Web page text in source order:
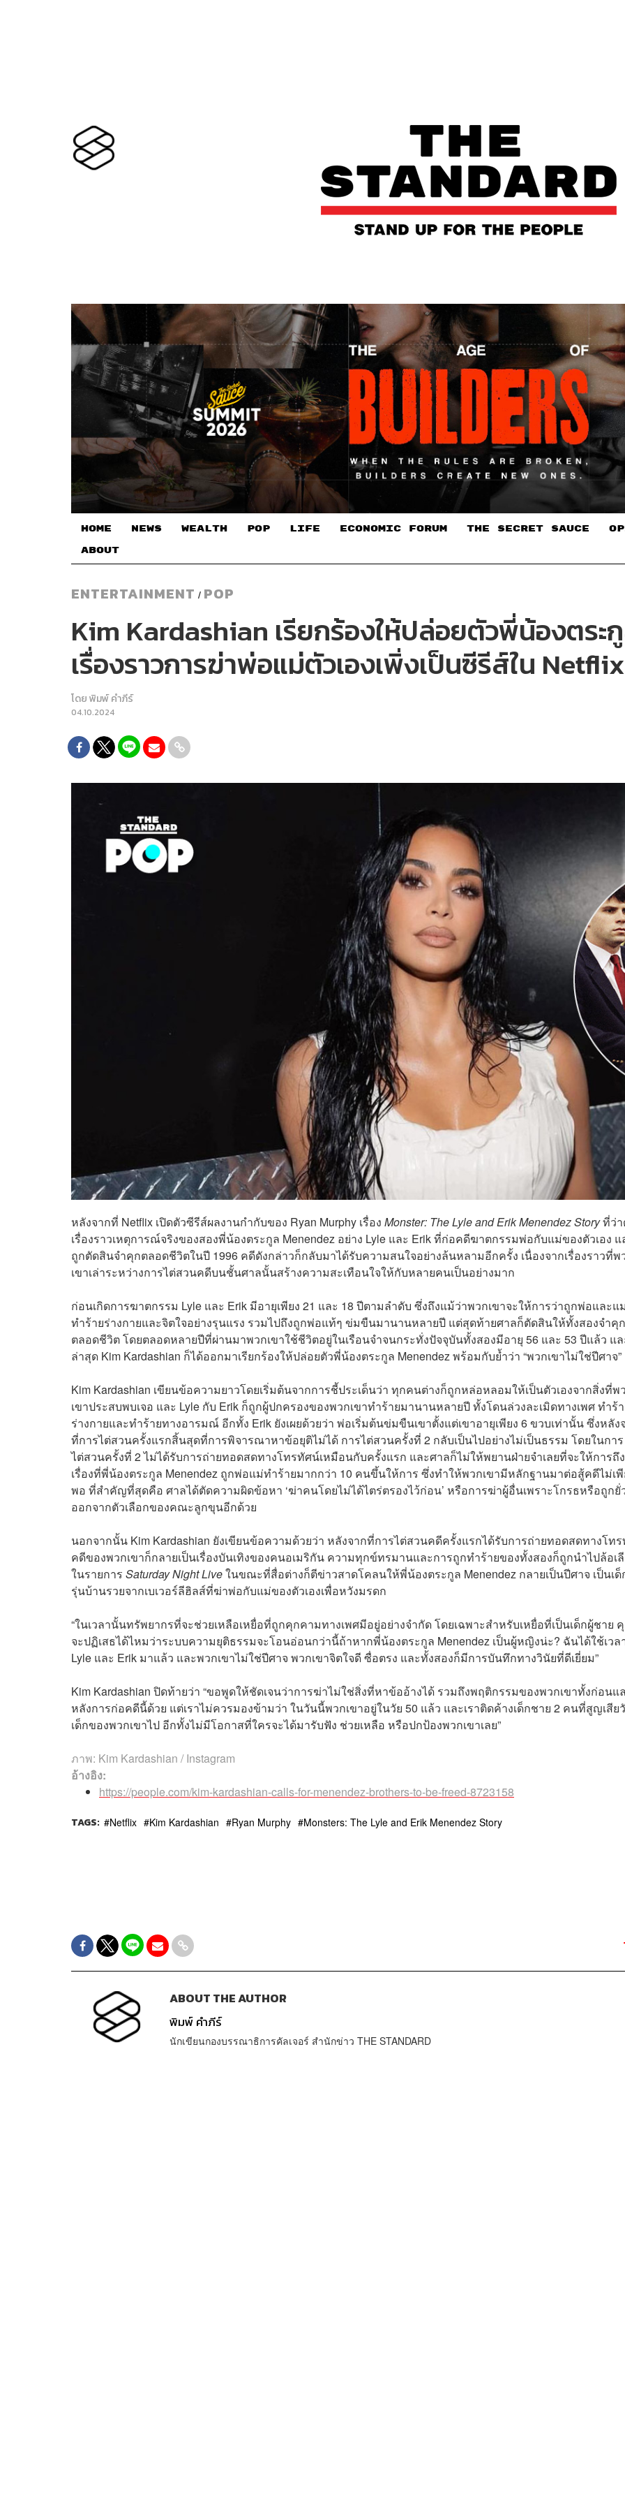
HOME NEWS WEALTH POP LIFE ECONOMIC FORUM THE SECRET SAUCE​
ABOUT
ENTERTAINMENT / POP
Kim Kardashian เรียกร้องให้ปล่อยตัวพี่น้องตระ
เรื่องราวการฆ่าพ่อแม่ตัวเองเพิ่งเป็นซีรีส์ใน Netflix
โดยพิมพ์ คำภีร์
04.10.2024
หลังจากที่ Netflix เปิดตัวซีรีส์ผลงานกำกับของ Ryan Murphy เรื่อง Monster: The Lyle and Erik Menendez Storyที่ว่
เรื่องราวเหตุการณ์จริงของสองพี่น้องตระกูล Menendez อย่าง Lyle และ Erik ที่ก่อคดีฆาตกรรมพ่อกับแม่ของตัวเอง แ
ถูกตัดสินจำคุกตลอดชีวิตในปี 1996 คดีดังกล่าวก็กลับมาได้รับความสนใจอย่างล้นหลามอีกครั้ง เนื่องจากเรื่องราวที่พ
เขาเล่าระหว่างการไต่สวนคดีบนชั้นศาลนั้นสร้างความสะเทือนใจให้กับหลายคนเป็นอย่างมาก
ก่อนเกิดการฆาตกรรม Lyle และ Erik มีอายุเพียง 21 และ 18 ปีตามลำดับ ซึ่งถึงแม้ว่าพวกเขาจะให้การว่าถูกพ่อและแ
ทำร้ายร่างกายและจิตใจอย่างรุนแรง รวมไปถึงถูกพ่อแท้ๆ ข่มขืนมานานหลายปี แต่สุดท้ายศาลก็ตัดสินให้ทั้งสองจำคุก
ตลอดชีวิต โดยตลอดหลายปีที่ผ่านมาพวกเขาใช้ชีวิตอยู่ในเรือนจำจนกระทั่งปัจจุบันทั้งสองมีอายุ 56 และ 53 ปีแล้ว แล
ล่าสุด Kim Kardashian ก็ได้ออกมาเรียกร้องให้ปล่อยตัวพี่น้องตระกูล Menendez พร้อมกับย้ำว่า “พวกเขาไม่ใช่ปีศาจ”
Kim Kardashian เขียนข้อความยาวโดยเริ่มต้นจากการชี้ประเด็นว่า ทุกคนต่างก็ถูกหล่อหลอมให้เป็นตัวเองจากสิ่งที่พ
เขาประสบพบเจอ และ Lyle กับ Erik ก็ถูกผู้ปกครองของพวกเขาทำร้ายมานานหลายปี ทั้งโดนล่วงละเมิดทางเพศ ทำร้
ร่างกายและทำร้ายทางอารมณ์ อีกทั้ง Erik ยังเผยด้วยว่า พ่อเริ่มต้นข่มขืนเขาตั้งแต่เขาอายุเพียง 6 ขวบเท่านั้น ซึ่งหลัง
ที่การไต่สวนครั้งแรกสิ้นสุดที่การพิจารณาหาข้อยุติไม่ได้ การไต่สวนครั้งที่ 2 กลับเป็นไปอย่างไม่เป็นธรรม โดยในการ
ไต่สวนครั้งที่ 2 ไม่ได้รับการถ่ายทอดสดทางโทรทัศน์เหมือนกับครั้งแรก และศาลก็ไม่ให้พยานฝ่ายจำเลยที่จะให้การถึง
เรื่องที่พี่น้องตระกูล Menendez ถูกพ่อแม่ทำร้ายมากกว่า 10 คนขึ้นให้การ ซึ่งทำให้พวกเขามีหลักฐานมาต่อสู้คดีไม่เพี
พอ ที่สำคัญที่สุดคือ ศาลได้ตัดความผิดข้อหา ‘ฆ่าคนโดยไม่ได้ไตร่ตรองไว้ก่อน’ หรือการฆ่าผู้อื่นเพราะโกรธหรือถูกยั่
ออกจากตัวเลือกของคณะลูกขุนอีกด้วย
นอกจากนั้น Kim Kardashian ยังเขียนข้อความด้วยว่า หลังจากที่การไต่สวนคดีครั้งแรกได้รับการถ่ายทอดสดทางโท
คดีของพวกเขาก็กลายเป็นเรื่องบันเทิงของคนอเมริกัน ความทุกข์ทรมานและการถูกทำร้ายของทั้งสองก็ถูกนำไปล้อเ
ในรายการ Saturday Night Liveในขณะที่สื่อต่างก็ตีข่าวสาดโคลนให้พี่น้องตระกูล Menendez กลายเป็นปีศาจ เป็นเด็
รุ่นบ้านรวยจากเบเวอร์ลีฮิลส์ที่ฆ่าพ่อกับแม่ของตัวเองเพื่อหวังมรดก
“ในเวลานั้นทรัพยากรที่จะช่วยเหลือเหยื่อที่ถูกคุกคามทางเพศมีอยู่อย่างจำกัด โดยเฉพาะสำหรับเหยื่อที่เป็นเด็กผู้ชาย
จะปฏิเสธได้ไหมว่าระบบความยุติธรรมจะโอนอ่อนกว่านี้ถ้าหากพี่น้องตระกูล Menendez เป็นผู้หญิงน่ะ? ฉันได้ใช้เวล
Lyle และ Erik มาแล้ว และพวกเขาไม่ใช่ปีศาจ พวกเขาจิตใจดี ซื่อตรง และทั้งสองก็มีการบันทึกทางวินัยที่ดีเยี่ยม”
Kim Kardashian ปิดท้ายว่า “ขอพูดให้ชัดเจนว่าการฆ่าไม่ใช่สิ่งที่หาข้ออ้างได้ รวมถึงพฤติกรรมของพวกเขาทั้งก่อนแ
หลังการก่อคดีนี้ด้วย แต่เราไม่ควรมองข้ามว่า ในวันนี้พวกเขาอยู่ในวัย 50 แล้ว และเราติดค้างเด็กชาย 2 คนที่สูญเสีย
เด็กของพวกเขาไป อีกทั้งไม่มีโอกาสที่ใครจะได้มารับฟัง ช่วยเหลือ หรือปกป้องพวกเขาเลย”
ภาพ: Kim Kardashian / Instagram
อ้างอิง:
https://people.com/kim-kardashian-calls-for-menendez-brothers-to-be-freed-8723158
TAGS: Netflix Kim Kardashian Ryan Murphy Monsters: The Lyle and Erik Menendez Story
ABOUT THE AUTHOR
พิมพ์ คำภีร์
นักเขียนกองบรรณาธิการคัลเจอร์ สำนักข่าว THE STANDARD